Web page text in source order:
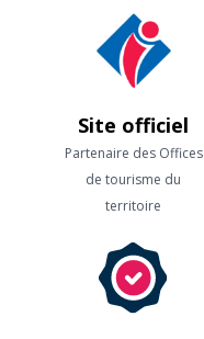
Site officiel
Partenaire des Offices
de tourisme du
territoire